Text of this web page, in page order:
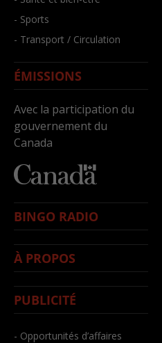
- Sports
- Transport / Circulation
ÉMISSIONS
Avec la participation du
gouvernement du
Canada
BINGO RADIO
À PROPOS
PUBLICITÉ
- Opportunités d’affaires